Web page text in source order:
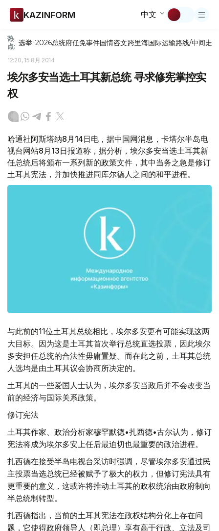
KAZINFORM 中文
热
点: 选举-2026总统府任免事件国情咨文跨里海国际运输路线/中间走廊
12:20, 15 8月 2014
埃尔多安当选土耳其新总统 寻求修宪掌控实
权
哈通社阿斯塔纳8月14日电，据中国网消息，卡塔尔半岛电
视台网站8月13日报道称，据分析，埃尔多安当选土耳其新
任总统后将颁布一系列新的政策文件，其中当务之急是修订
土耳其宪法，并加快推进同库尔德人之间的和平进程。
与此前的11位土耳其总统相比，埃尔多安更有可能实现这两
大目标。因为这是土耳其首次举行总统直选投票，因此埃尔
多安担任总统的合法性毋庸置疑。而在此之前，土耳其总统
人选均是由土耳其议会协商所决定的。
土耳其的一些爱国人士认为，埃尔多安当政后并不会改变当
前的经济与国际关系政策。
修订宪法
土耳其作家、政治分析家穆罕默德•扎西德•古尔认为，修订
宪法将成为埃尔多安上任后最迫切也最重要的政治进程。
扎西德在接受半岛电视台采访时强调，尽管埃尔多安通过民
主投票当选总统已经被赋予了极大的权力，但修订宪法具有
更重要的意义，这或许将推动土耳其的政权统治由政府制向
半总统制转型。
扎西德指出，当前的土耳其宪法在政权结构分化上存在问
题，它使得政府领导人（即总理）享有高于行政、立法及司